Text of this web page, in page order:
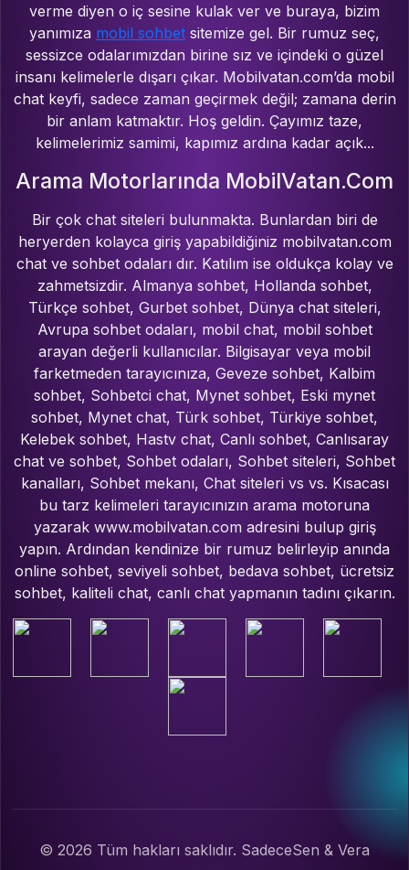
verme diyen o iç sesine kulak ver ve buraya, bizim
yanımıza mobil sohbet sitemize gel. Bir rumuz seç,
sessizce odalarımızdan birine sız ve içindeki o güzel
insanı kelimelerle dışarı çıkar. Mobilvatan.com’da mobil
chat keyfi, sadece zaman geçirmek değil; zamana derin
bir anlam katmaktır. Hoş geldin. Çayımız taze,
kelimelerimiz samimi, kapımız ardına kadar açık...
Arama Motorlarında MobilVatan.Com
Bir çok chat siteleri bulunmakta. Bunlardan biri de
heryerden kolayca giriş yapabildiğiniz mobilvatan.com
chat ve sohbet odaları dır. Katılım ise oldukça kolay ve
zahmetsizdir. Almanya sohbet, Hollanda sohbet,
Türkçe sohbet, Gurbet sohbet, Dünya chat siteleri,
Avrupa sohbet odaları, mobil chat, mobil sohbet
arayan değerli kullanıcılar. Bilgisayar veya mobil
farketmeden tarayıcınıza, Geveze sohbet, Kalbim
sohbet, Sohbetci chat, Mynet sohbet, Eski mynet
sohbet, Mynet chat, Türk sohbet, Türkiye sohbet,
Kelebek sohbet, Hastv chat, Canlı sohbet, Canlısaray
chat ve sohbet, Sohbet odaları, Sohbet siteleri, Sohbet
kanalları, Sohbet mekanı, Chat siteleri vs vs. Kısacası
bu tarz kelimeleri tarayıcınızın arama motoruna
yazarak www.mobilvatan.com adresini bulup giriş
yapın. Ardından kendinize bir rumuz belirleyip anında
online sohbet, seviyeli sohbet, bedava sohbet, ücretsiz
sohbet, kaliteli chat, canlı chat yapmanın tadını çıkarın.
© 2026 Tüm hakları saklıdır. SadeceSen & Vera